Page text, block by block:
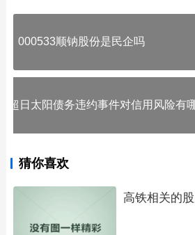
000533顺钠股份是民企吗
超日太阳债务违约事件对信用风险有
猜你喜欢
高铁相关的